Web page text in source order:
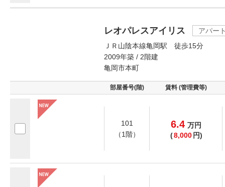
レオパレスアイリス
アパー
ＪＲ山陰本線亀岡駅 徒歩15分
2009年築 / 2階建
亀岡市本町
部屋番号(階) 賃料 (管理費等)
101
（1階）
6.4 万円
(8,000 円)